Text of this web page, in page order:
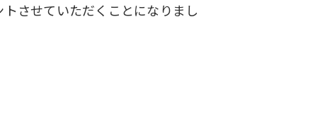
させていただくことになりまし